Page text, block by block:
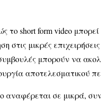
το short form video
στις μικρές
μπορούν να
αποτελεσματικού
αναφέρεται σε μικρά,